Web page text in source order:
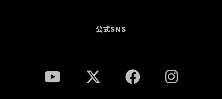
公式SNS